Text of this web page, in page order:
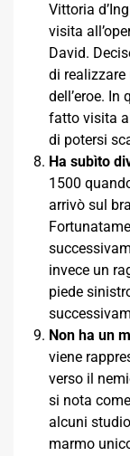
Vittoria
visita
David.
di
dell’eroe.
fatto visita
di potersi
Ha subìto
1500
arrivò sul
invece un
piede
Non ha un
viene
verso il
si nota
alcuni
marmo